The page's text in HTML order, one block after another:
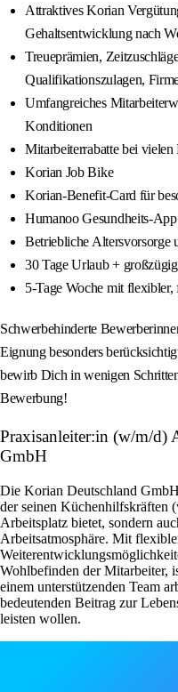
Attraktives Korian
Gehaltsentwicklung nach
Treueprämien,
Qualifikationszulagen,
Umfangreiches
Konditionen
Mitarbeiterrabatte bei vielen
Korian Job Bike
Korian-Benefit-Card für
Humanoo Gesundheits-App
Betriebliche Altersvorsorge
30 Tage Urlaub +
5-Tage Woche mit
Schwerbehinderte
Eignung besonders
bewirb Dich in wenigen
Bewerbung!
Praxisanleiter:in (w/m/d)
GmbH
Die Korian Deutschland
der seinen Küchenhilfskräften
Arbeitsplatz bietet, sondern
Arbeitsatmosphäre. Mit
Wohlbefinden der Mitarbeiter,
einem unterstützenden Team
bedeutenden Beitrag zur
leisten wollen.